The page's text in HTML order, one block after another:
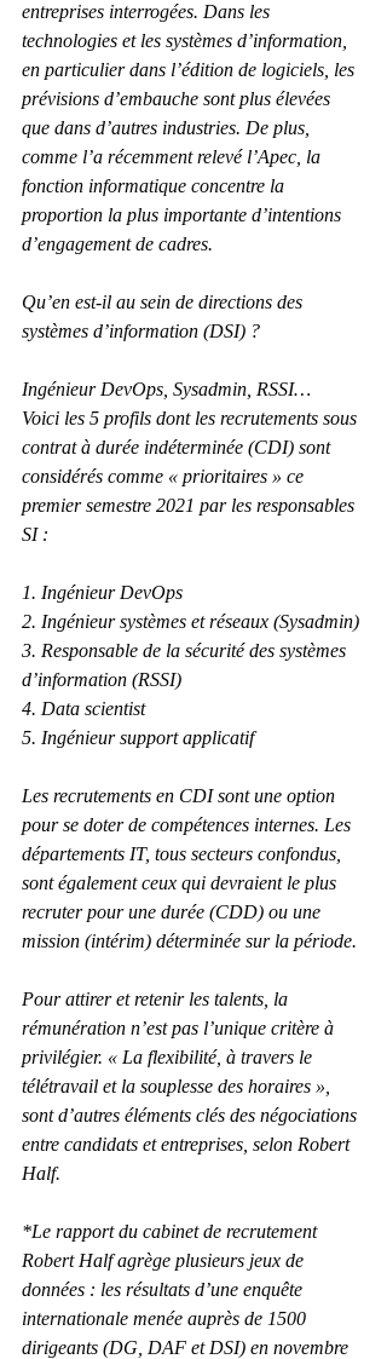
entreprises interrogées. Dans les
technologies et les systèmes d’information,
en particulier dans l’édition de logiciels, les
prévisions d’embauche sont plus élevées
que dans d’autres industries. De plus,
comme l’a récemment relevé l’Apec, la
fonction informatique concentre la
proportion la plus importante d’intentions
d’engagement de cadres.
Qu’en est-il au sein de directions des
systèmes d’information (DSI) ?
Ingénieur DevOps, Sysadmin, RSSI…
Voici les 5 profils dont les recrutements sous
contrat à durée indéterminée (CDI) sont
considérés comme « prioritaires » ce
premier semestre 2021 par les responsables
SI :
1. Ingénieur DevOps
2. Ingénieur systèmes et réseaux (Sysadmin)
3. Responsable de la sécurité des systèmes
d’information (RSSI)
4. Data scientist
5. Ingénieur support applicatif
Les recrutements en CDI sont une option
pour se doter de compétences internes. Les
départements IT, tous secteurs confondus,
sont également ceux qui devraient le plus
recruter pour une durée (CDD) ou une
mission (intérim) déterminée sur la période.
Pour attirer et retenir les talents, la
rémunération n’est pas l’unique critère à
privilégier. « La flexibilité, à travers le
télétravail et la souplesse des horaires »,
sont d’autres éléments clés des négociations
entre candidats et entreprises, selon Robert
Half.
*Le rapport du cabinet de recrutement
Robert Half agrège plusieurs jeux de
données : les résultats d’une enquête
internationale menée auprès de 1500
dirigeants (DG, DAF et DSI) en novembre